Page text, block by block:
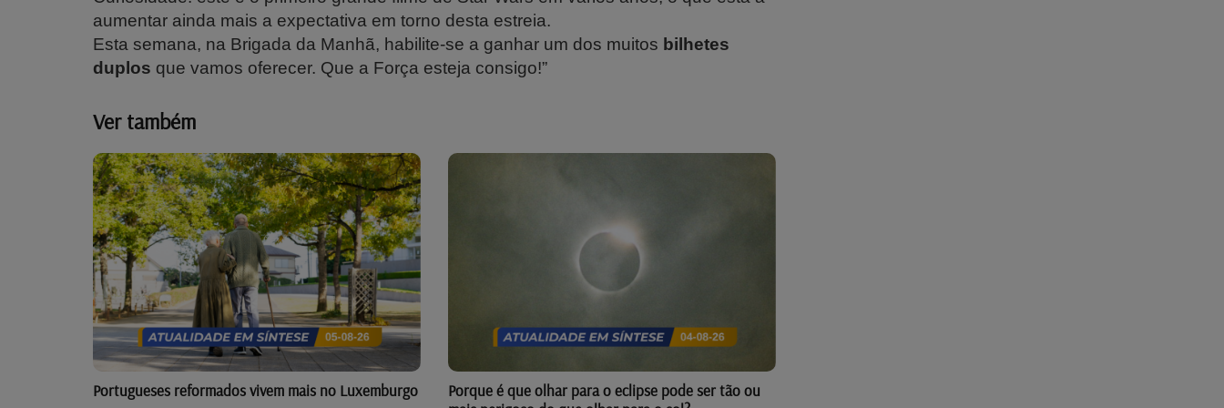
aumentar ainda mais a expectativa em torno desta estreia.
Esta semana, na Brigada da Manhã, habilite-se a ganhar um dos muitos bilhetes
duplos que vamos oferecer. Que a Força esteja consigo!”
Ver também
Portugueses reformados vivem mais no Luxemburgo
Porque é que olhar para o eclipse pode ser tão ou